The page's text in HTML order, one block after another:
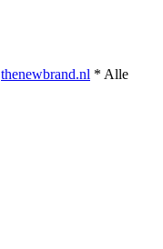
thenewbrand.nl * Alle